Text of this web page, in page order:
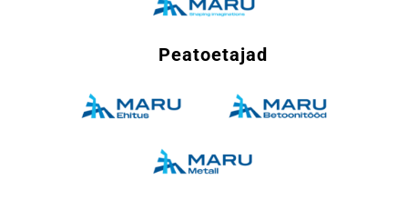
Peatoetajad